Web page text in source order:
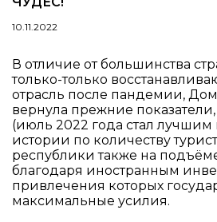
10.11.2022
В отличие от большинства
только-только
отрасль после пандемии,
вернула прежние
(июль 2022 года стал
истории по количеству
республики также на
благодаря иностранным
привлечения которых
максимальные усилия.